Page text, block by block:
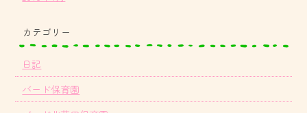
カテゴリー
日記
バード保育園